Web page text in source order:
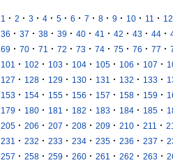
1 · 2 · 3 · 4 · 5 · 6 · 7 · 8 · 9 · 10 · 11 · 12
36 · 37 · 38 · 39 · 40 · 41 · 42 · 43 · 44 ·
69 · 70 · 71 · 72 · 73 · 74 · 75 · 76 · 77 ·
101
· 102 · 103 · 104 · 105 · 106 · 107 ·
127 · 128 · 129 · 130 · 131 · 132 · 133 ·
153 · 154 · 155 · 156 · 157 · 158 · 159 ·
179 · 180 · 181 · 182 · 183 · 184 · 185 ·
205 · 206 · 207 · 208 · 209 · 210 · 211 ·
231
· 232 · 233 · 234 · 235 · 236 · 237 ·
257 · 258 · 259 · 260 · 261 · 262 · 263 ·